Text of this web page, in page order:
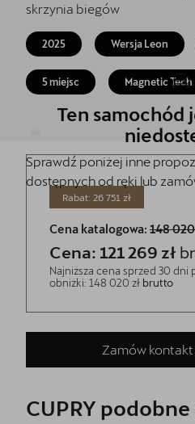
Oryginalne części zamienne
Akcesoria CUPRA
Jazda próbna CUPRĄ
Dopłaty NaszEauto
O nas
skrzynia biegów
2025 Wersja Leon
5 miejsc Magnetic Tech
Ten samochód
Sprawdź poniżej inne
dostępnych od ręki lub
Rabat: 26 751 zł
Cena katalogowa: 148 020
Cena: 121 269 zł
Najniższa cena sprzed 30
obniżki: 148 020 zł brutto
Zamów kontakt
CUPRY